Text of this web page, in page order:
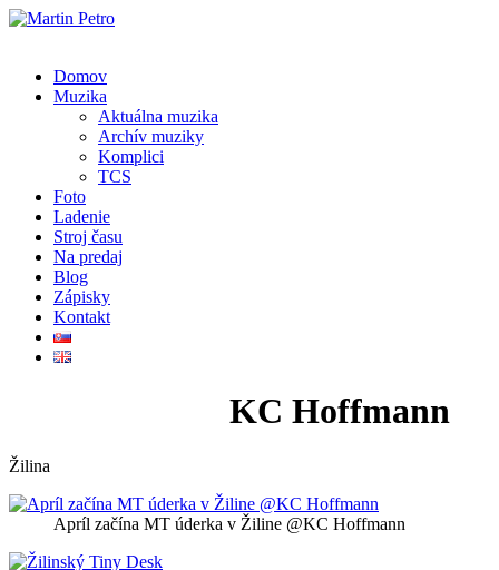
Domov
Muzika
Aktuálna muzika
Archív muziky
Komplici
TCS
Foto
Ladenie
Stroj času
Na predaj
Blog
Zápisky
Kontakt
KC Hoffmann
Žilina
Apríl začína MT úderka v Žiline @KC Hoffmann